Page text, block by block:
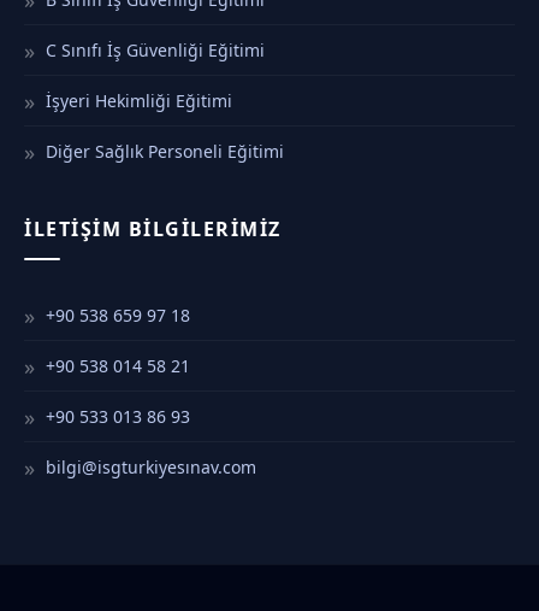
C Sınıfı İş Güvenliği Eğitimi
İşyeri Hekimliği Eğitimi
Diğer Sağlık Personeli Eğitimi
İLETIŞIM BILGILERIMIZ
+90 538 659 97 18
+90 538 014 58 21
+90 533 013 86 93
bilgi@isgturkiyesınav.com